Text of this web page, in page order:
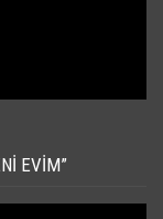
EVIM”